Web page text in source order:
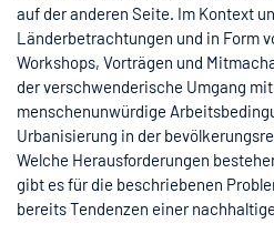
auf der anderen Seite. Im Kontext
Länderbetrachtungen und in Form
Workshops, Vorträgen und
der verschwenderische Umgang
menschenunwürdige
Urbanisierung in der
Welche Herausforderungen
gibt es für die beschriebenen
bereits Tendenzen einer